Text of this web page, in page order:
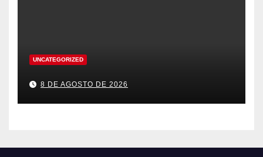
UNCATEGORIZED
8 DE AGOSTO DE 2026